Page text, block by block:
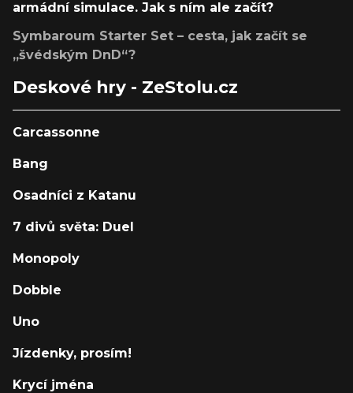
armádní simulace. Jak s ním ale začít?
Symbaroum Starter Set – cesta, jak začít se
„švédským DnD“?
Deskové hry - ZeStolu.cz
Carcassonne
Bang
Osadníci z Katanu
7 divů světa: Duel
Monopoly
Dobble
Uno
Jízdenky, prosím!
Krycí jména